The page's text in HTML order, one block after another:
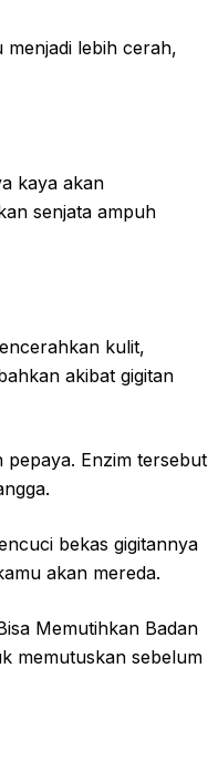
lebih cerah,
kaya akan
senjata ampuh
kulit,
akibat gigitan
Enzim tersebut
bekas gigitannya
akan mereda.
Memutihkan Badan
memutuskan sebelum